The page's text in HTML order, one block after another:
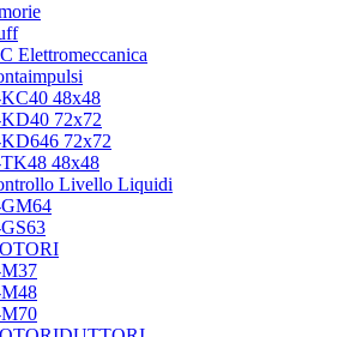
Elettromeccanica
48x48
72x72
72x72
48x48
Livello Liquidi